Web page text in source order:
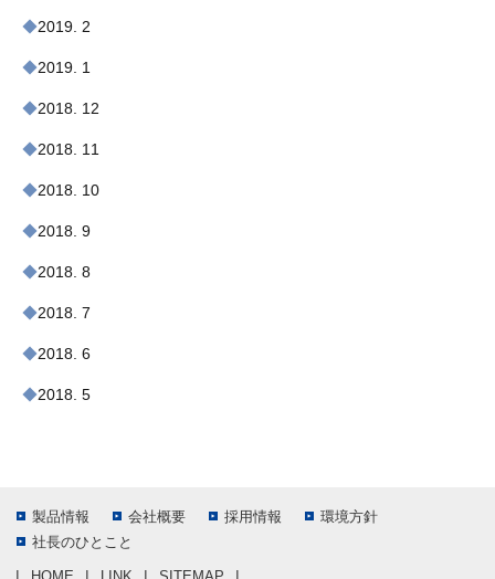
2019. 2
2019. 1
2018. 12
2018. 11
2018. 10
2018. 9
2018. 8
2018. 7
2018. 6
2018. 5
製品情報 会社概要 採用情報
環境方針
社長のひとこと